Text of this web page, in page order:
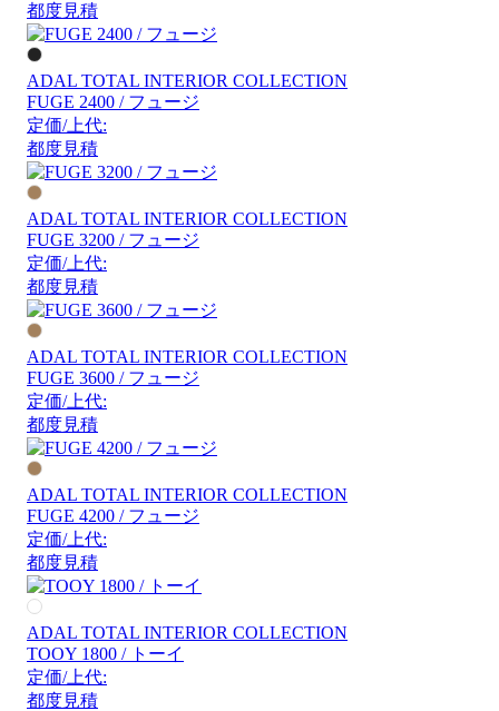
都度見積
ADAL TOTAL INTERIOR COLLECTION
FUGE 2400 / フュージ
定価/上代:
都度見積
ADAL TOTAL INTERIOR COLLECTION
FUGE 3200 / フュージ
定価/上代:
都度見積
ADAL TOTAL INTERIOR COLLECTION
FUGE 3600 / フュージ
定価/上代:
都度見積
ADAL TOTAL INTERIOR COLLECTION
FUGE 4200 / フュージ
定価/上代:
都度見積
ADAL TOTAL INTERIOR COLLECTION
TOOY 1800 / トーイ
定価/上代:
都度見積